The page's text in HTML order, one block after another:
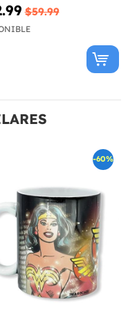
$59.99
-60%